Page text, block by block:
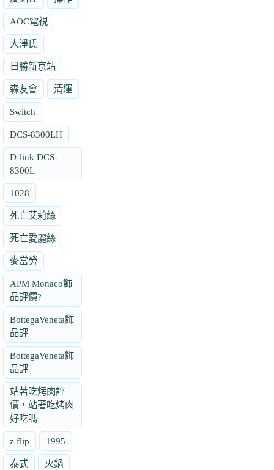
AOC電視
大淨氏
日勝新京站
森友會 清運
Switch
DCS-8300LH
D-link DCS-
8300L
1028
死亡艾莉絲
死亡愛麗絲
麥當勞
APM Monaco飾
品評價?
BottegaVeneta飾
品評
BottegaVeneta飾
品評
站著吃烤肉評
價，站著吃烤肉
好吃嗎
z flip 1995
泰式 火鍋